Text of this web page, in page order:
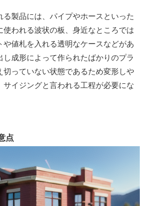
る製品には、パイプやホースといった
使われる波状の板、身近なところでは
や値札を入れる透明なケースなどがあ
し成形によって作られたばかりのプラ
切っていない状態であるため変形しや
サイジングと言われる工程が必要にな
点